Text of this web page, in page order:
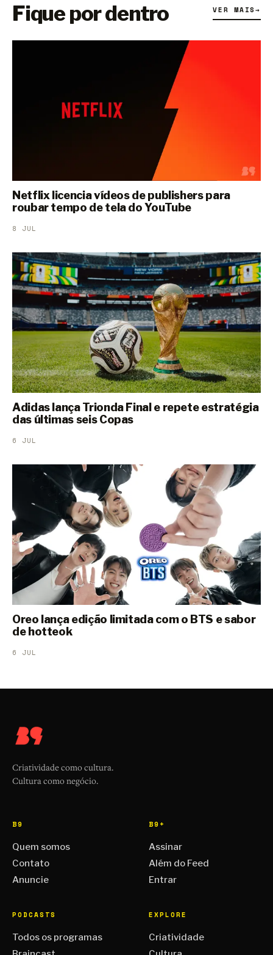
Fique por dentro VER MAIS→
Netflix licencia vídeos de publishers para
roubar tempo de tela do YouTube
8 JUL
Adidas lança Trionda Final e repete estratégia
das últimas seis Copas
6 JUL
Oreo lança edição limitada com o BTS e sabor
de hotteok
6 JUL
Criatividade como cultura.
Cultura como negócio.
B9
Quem somos
Contato
Anuncie
B9+
Assinar
Além do Feed
Entrar
PODCASTS
Todos os programas
EXPLORE
Criatividade